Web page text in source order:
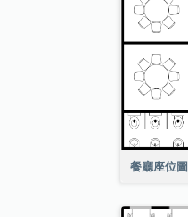
餐廳座位圖